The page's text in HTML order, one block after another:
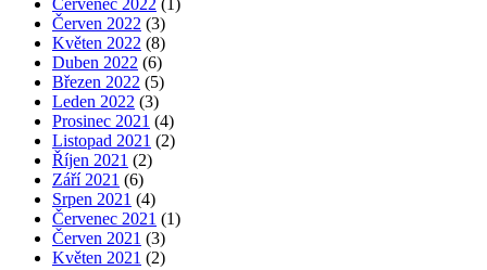
Červen 2022 (3)
Květen 2022 (8)
Duben 2022 (6)
Březen 2022 (5)
Leden 2022 (3)
Prosinec 2021 (4)
Listopad 2021 (2)
Říjen 2021 (2)
Září 2021 (6)
Srpen 2021 (4)
Červenec 2021 (1)
Červen 2021 (3)
Květen 2021 (2)